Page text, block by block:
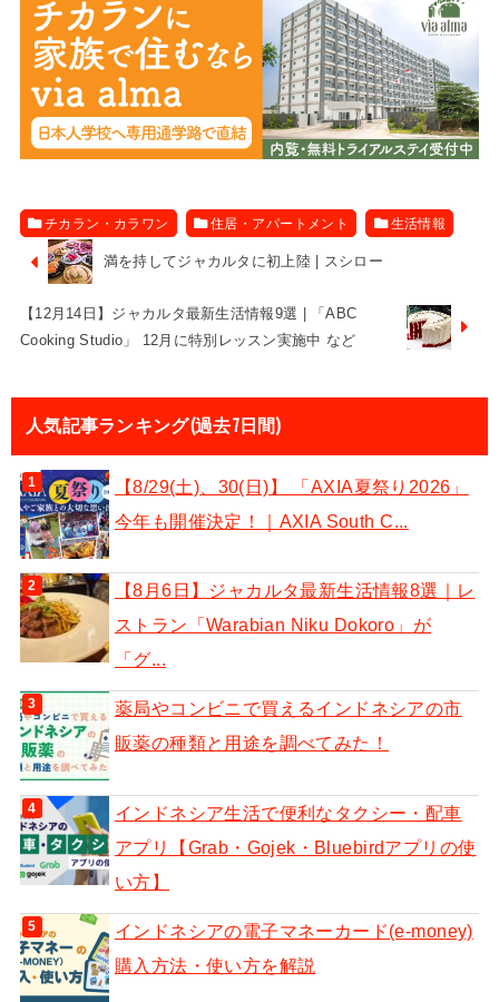
チカラン・カラワン 住居・アパートメント 生活情報
満を持してジャカルタに初上陸 | スシロー
【12月14日】ジャカルタ最新生活情報9選 | 「ABC
Cooking Studio」 12月に特別レッスン実施中 など
人気記事ランキング(過去7日間)
【8/29(土)、30(日)】 「AXIA夏祭り2026」
今年も開催決定！｜AXIA South C...
【8月6日】ジャカルタ最新生活情報8選｜レ
ストラン「Warabian Niku Dokoro」が
「グ...
薬局やコンビニで買えるインドネシアの市
販薬の種類と用途を調べてみた！
インドネシア生活で便利なタクシー・配車
アプリ【Grab・Gojek・Bluebirdアプリの使
い方】
インドネシアの電子マネーカード(e-money)
購入方法・使い方を解説